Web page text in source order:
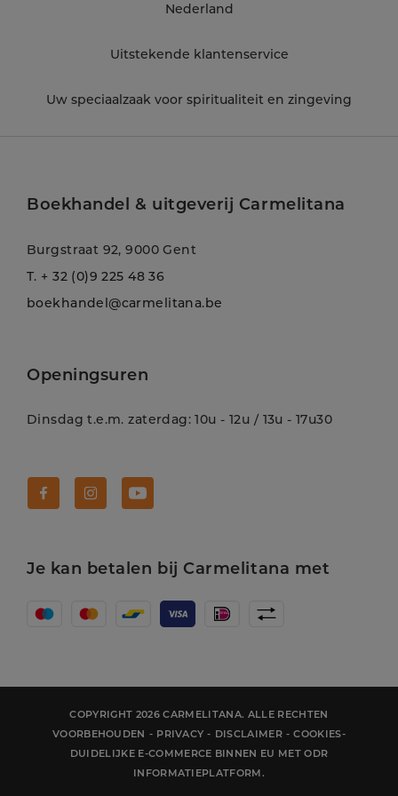
Nederland
Uitstekende klantenservice
Uw speciaalzaak voor spiritualiteit en zingeving
Boekhandel & uitgeverij Carmelitana
Burgstraat 92, 9000 Gent
T. + 32 (0)9 225 48 36
boekhandel@carmelitana.be
Openingsuren
Dinsdag t.e.m. zaterdag: 10u - 12u / 13u - 17u30
Je kan betalen bij Carmelitana met
COPYRIGHT 2026 CARMELITANA. ALLE RECHTEN
VOORBEHOUDEN - PRIVACY - DISCLAIMER - COOKIES-
DUIDELIJKE E-COMMERCE BINNEN EU MET ODR
INFORMATIEPLATFORM.